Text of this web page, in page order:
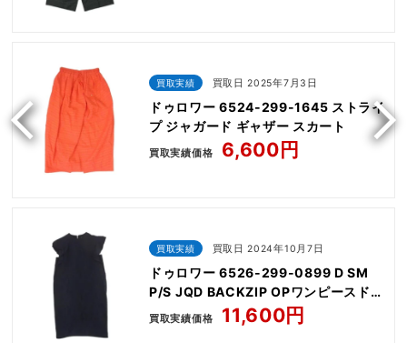
買取実績 買取日 2025年7月3日
ドゥロワー 6524-299-1645 ストライ
プ ジャガード ギャザー スカート
買取実績価格 6,600円
買取実績 買取日 2024年10月7日
ドゥロワー 6526-299-0899 D SM
P/S JQD BACKZIP OPワンピースドレ
ス
買取実績価格 11,600円